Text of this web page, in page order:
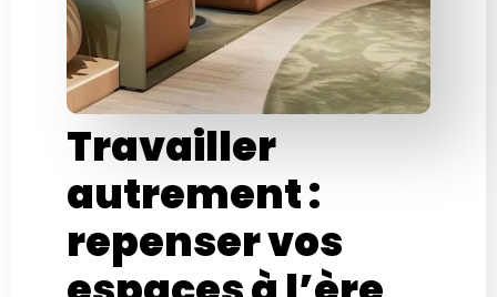
Travailler
autrement :
repenser vos